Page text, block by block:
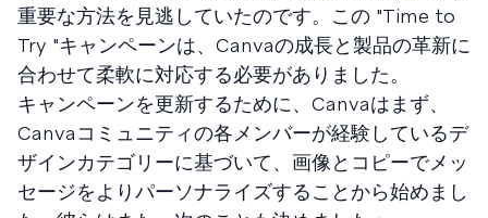
重要な方法を見逃していたのです。この "Time to
Try "キャンペーンは、Canvaの成長と製品の革新に
合わせて柔軟に対応する必要がありました。
キャンペーンを更新するために、Canvaはまず、
Canvaコミュニティの各メンバーが経験しているデ
ザインカテゴリーに基づいて、画像とコピーでメッ
セージをよりパーソナライズすることから始めまし